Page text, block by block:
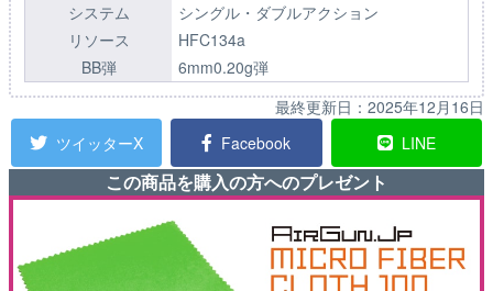
システム
シングル・ダブルアクション
リソース
HFC134a
BB弾
6mm0.20g弾
最終更新日： 2025年12月16日
ツイッターX
Facebook LINE
この商品を購入の方へのプレゼント